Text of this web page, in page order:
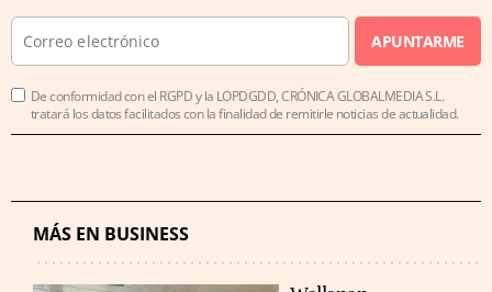
APUNTARME
De conformidad con el RGPD y la LOPDGDD, CRÓNICA GLOBALMEDIA S.L.
tratará los datos facilitados con la finalidad de remitirle noticias de actualidad.
MÁS EN BUSINESS